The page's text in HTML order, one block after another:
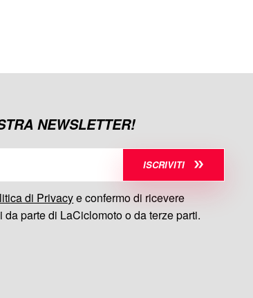
NEWSLETTER!
ISCRIVITI
di Privacye confermo di ricevere
parte di LaCiclomoto o da terze parti.